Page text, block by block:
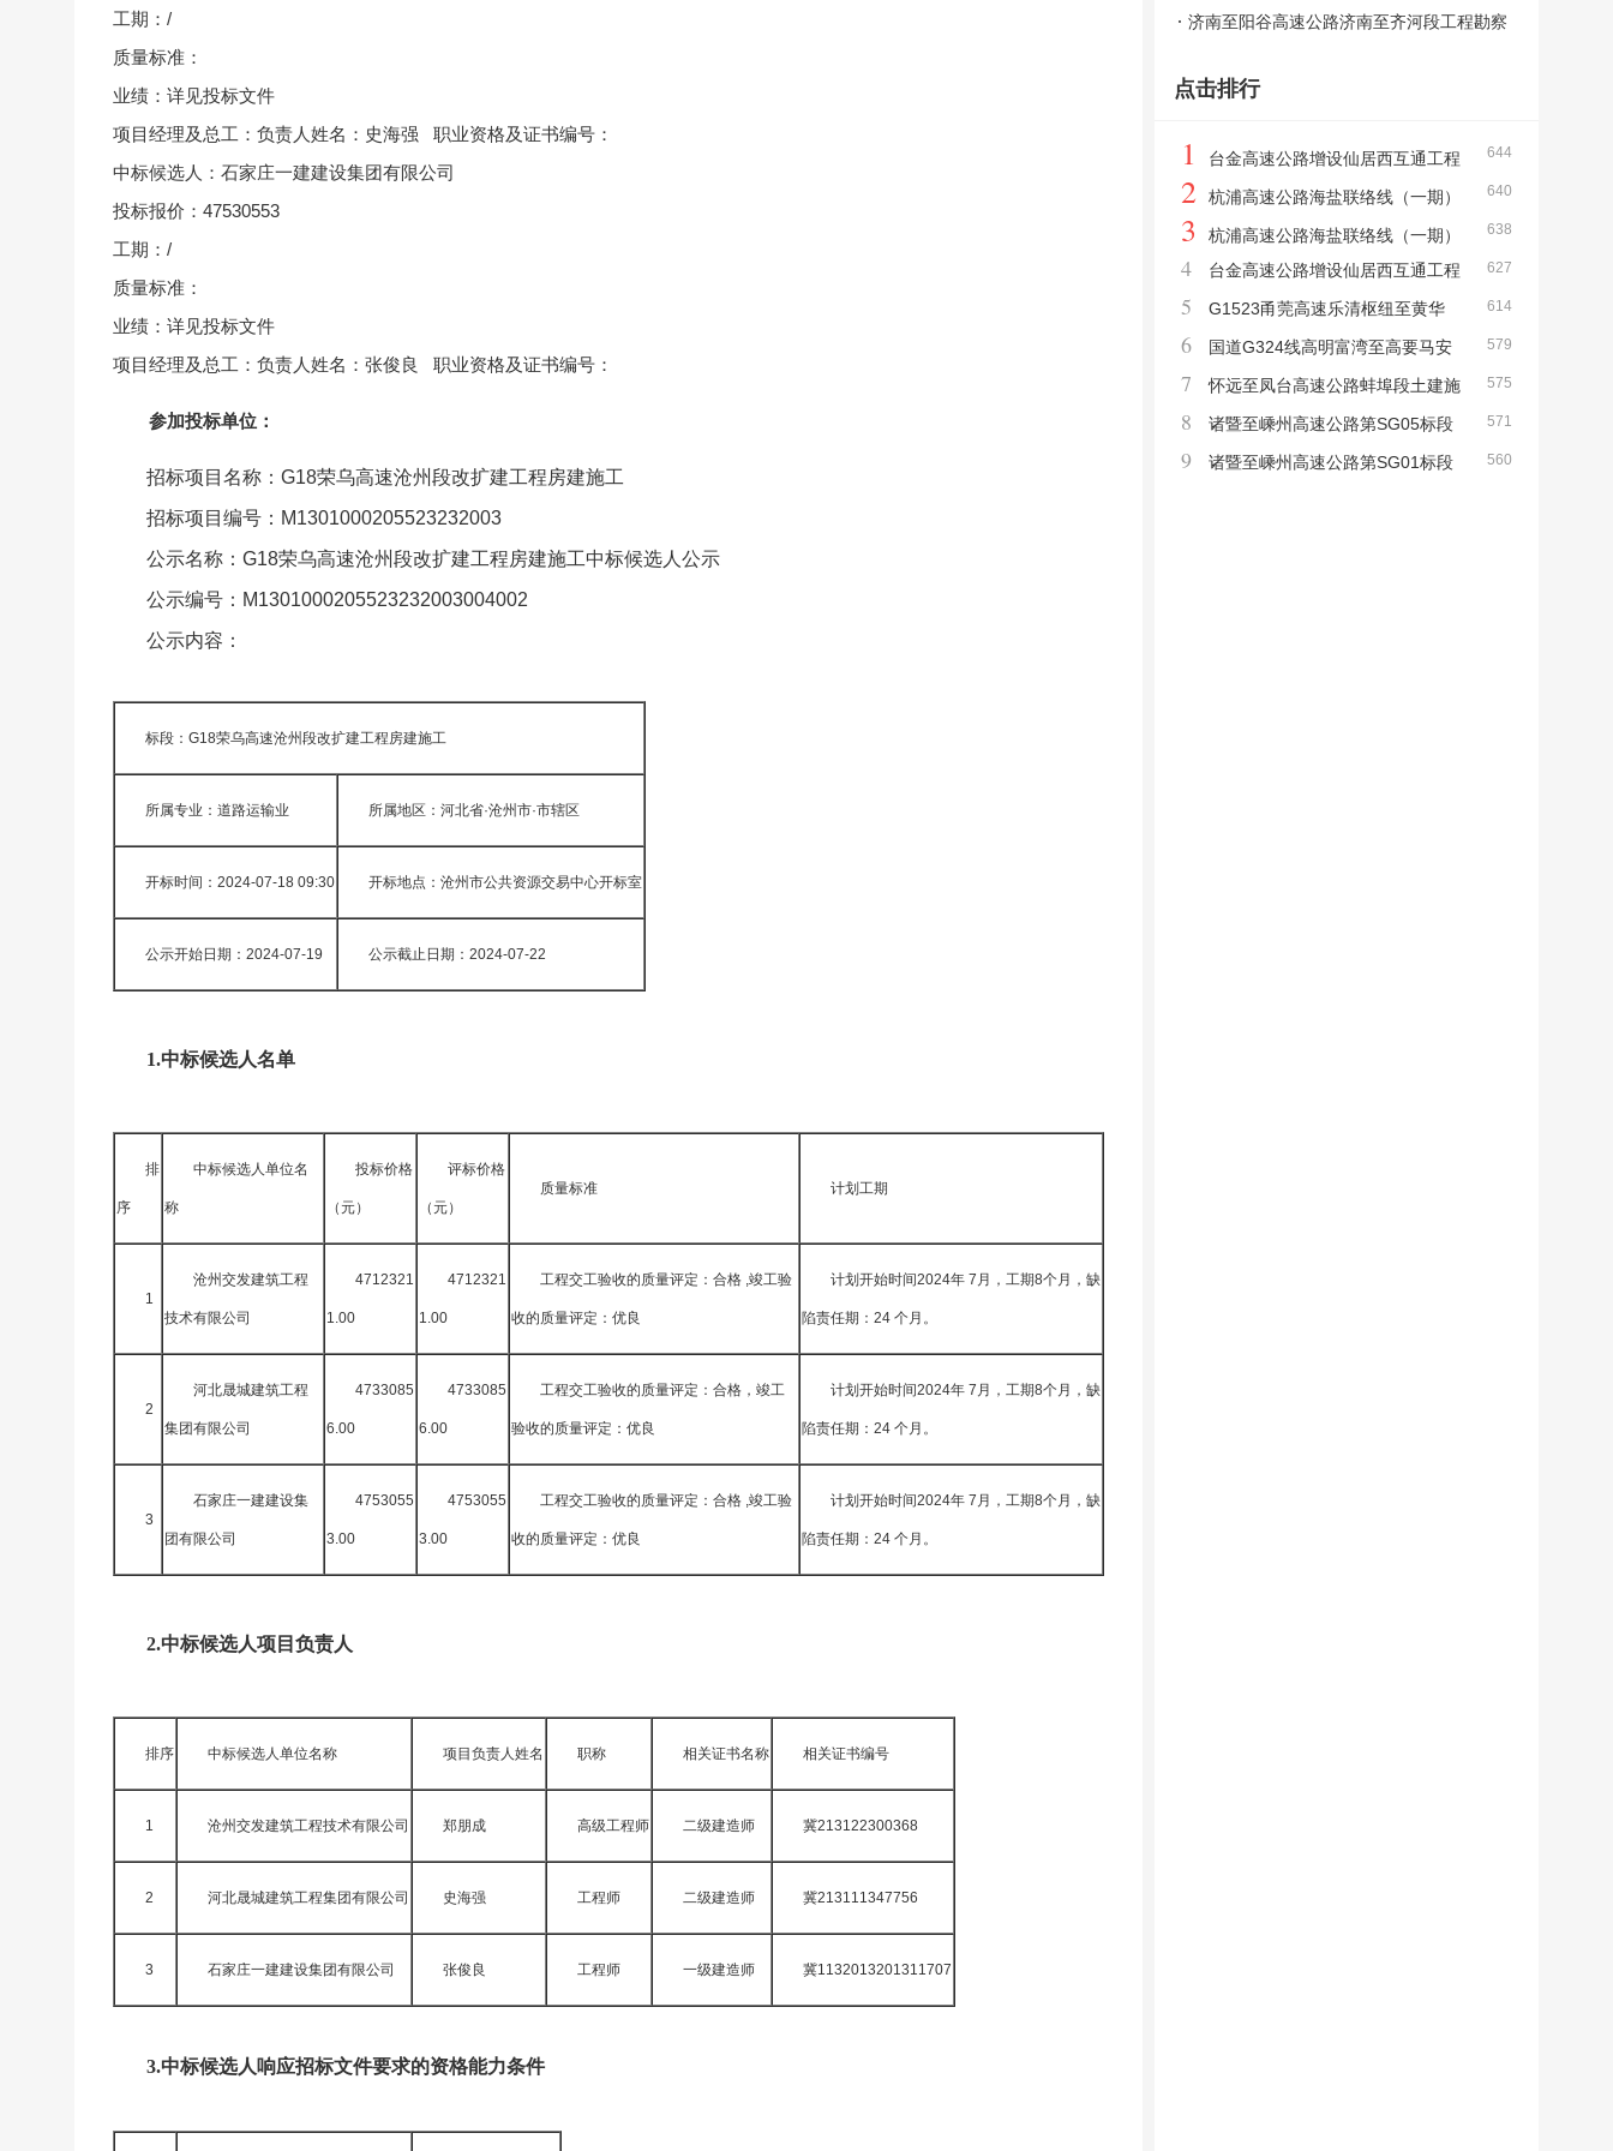
工期：/
质量标准：
业绩：详见投标文件
项目经理及总工：负责人姓名：史海强 职业资格及证书编号：
中标候选人：石家庄一建建设集团有限公司
投标报价：47530553
工期：/
质量标准：
业绩：详见投标文件
项目经理及总工：负责人姓名：张俊良 职业资格及证书编号：
参加投标单位：
招标项目名称： G18荣乌高速沧州段改扩建工程房建施工
招标项目编号： M1301000205523232003
公示名称： G18荣乌高速沧州段改扩建工程房建施工中标候选人公示
公示编号： M1301000205523232003004002
公示内容：
标段：G18荣乌高速沧州段改扩建工程房建施工
所属专业：道路运输业 所属地区：河北省·沧州市·市辖区
开标时间：2024-07-18 09:30 开标地点：沧州市公共资源交易中心开标室
公示开始日期：2024-07-19 公示截止日期：2024-07-22
1.中标候选人名单
排
序
中标候选人单位名
称
投标价格
（元）
评标价格
（元）
质量标准 计划工期
1
沧州交发建筑工程
技术有限公司
4712321
1.00
4712321
1.00
工程交工验收的质量评定：合格 ,竣工验
收的质量评定：优良
计划开始时间2024年 7月，工期8个月，缺
陷责任期：24 个月。
2
河北晟城建筑工程
集团有限公司
4733085
6.00
4733085
6.00
工程交工验收的质量评定：合格，竣工
验收的质量评定：优良
计划开始时间2024年 7月，工期8个月，缺
陷责任期：24 个月。
3
石家庄一建建设集
团有限公司
4753055
3.00
4753055
3.00
工程交工验收的质量评定：合格 ,竣工验
收的质量评定：优良
计划开始时间2024年 7月，工期8个月，缺
陷责任期：24 个月。
2.中标候选人项目负责人
排序 中标候选人单位名称 项目负责人姓名 职称 相关证书名称 相关证书编号
1 沧州交发建筑工程技术有限公司 郑朋成 高级工程师 二级建造师 冀213122300368
2 河北晟城建筑工程集团有限公司 史海强 工程师 二级建造师 冀213111347756
3 石家庄一建建设集团有限公司 张俊良 工程师 一级建造师 冀1132013201311707
3.中标候选人响应招标文件要求的资格能力条件
相关工程YZZF－1、YZZF－2标段施工总
济南至阳谷高速公路济南至齐河段工程勘察
点击排行
644
1
台金高速公路增设仙居西互通工程
第JL01监理标段中标候选人公示
640
2
杭浦高速公路海盐联络线（一期）
交通安全设施工程第JA02标段中标候选人公
示
638
3
杭浦高速公路海盐联络线（一期）
交通安全设施工程第JA01标段中标候选人公
示
627
4
台金高速公路增设仙居西互通工程
中标候选人公示
614
5
G1523甬莞高速乐清枢纽至黄华
段、灵昆至苍南段安全韧性提升工程第SG01
标段中标候选人公示
579
6
国道G324线高明富湾至高要马安
段新改建工程（TJ3标段）施工中标候选人公
示
575
7
怀远至凤台高速公路蚌埠段土建施
工项目TJ-04标段中标候选人公示
571
8
诸暨至嵊州高速公路第SG05标段
中标候选人公示
560
9
诸暨至嵊州高速公路第SG01标段